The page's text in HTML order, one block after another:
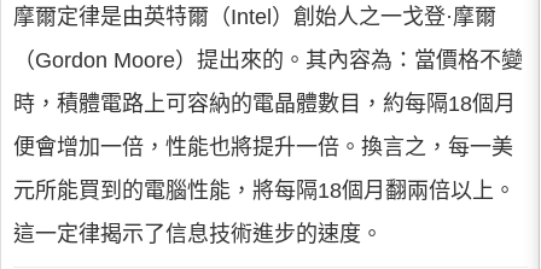
摩爾定律是由英特爾（Intel）創始人之一戈登·摩爾
（Gordon Moore）提出來的。其內容為：當價格不變
時，積體電路上可容納的電晶體數目，約每隔18個月
便會增加一倍，性能也將提升一倍。換言之，每一美
元所能買到的電腦性能，將每隔18個月翻兩倍以上。
這一定律揭示了信息技術進步的速度。